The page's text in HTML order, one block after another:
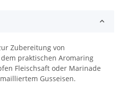
Zubereitung von
praktischen Aromaring
Fleischsaft oder Marinade
Gusseisen.